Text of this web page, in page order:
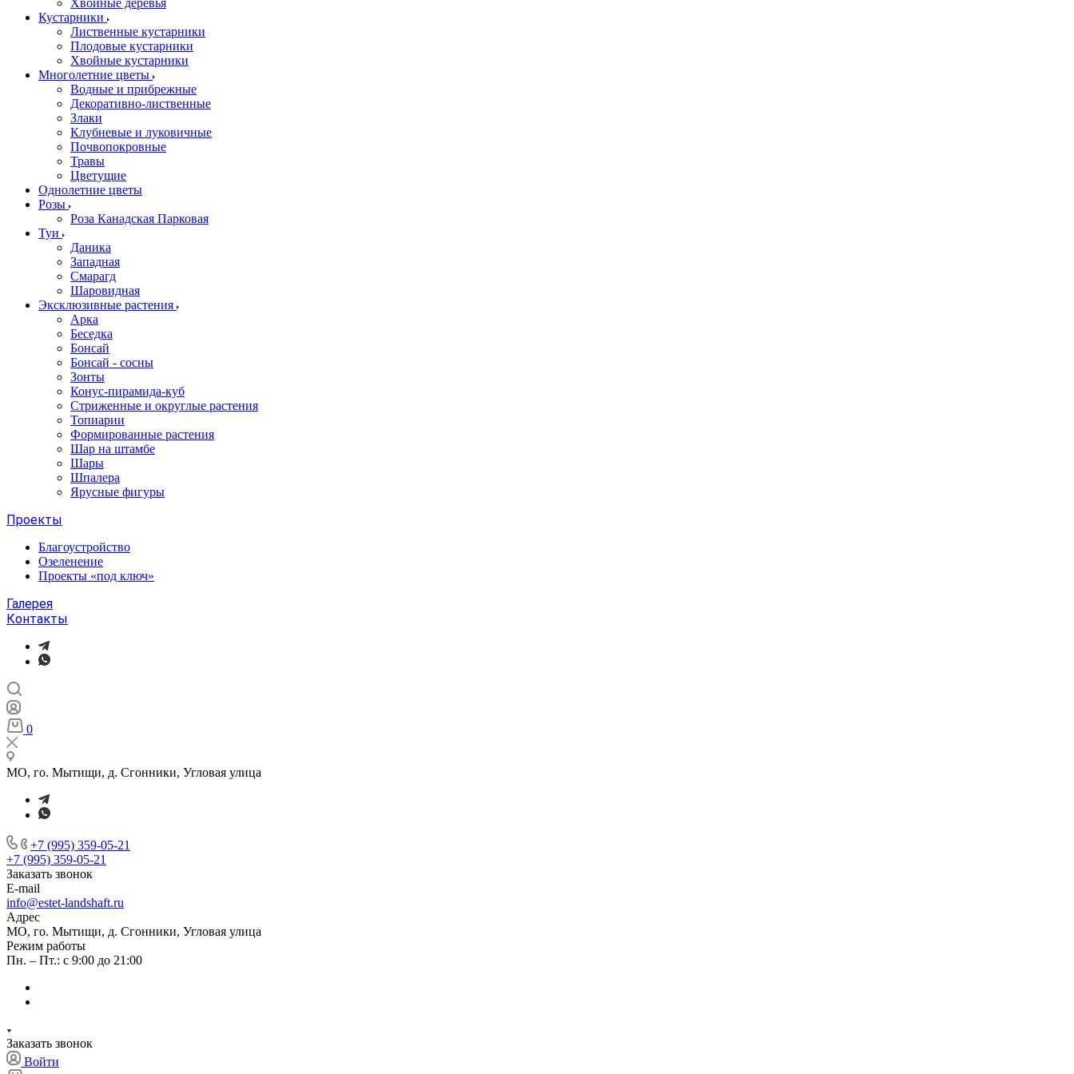
Хвойные деревья
Кустарники
Лиственные кустарники
Плодовые кустарники
Хвойные кустарники
Многолетние цветы
Водные и прибрежные
Декоративно-лиственные
Злаки
Клубневые и луковичные
Почвопокровные
Травы
Цветущие
Однолетние цветы
Розы
Роза Канадская Парковая
Туи
Даника
Западная
Смарагд
Шаровидная
Эксклюзивные растения
Арка
Беседка
Бонсай
Бонсай - сосны
Зонты
Конус-пирамида-куб
Стриженные и округлые растения
Топиарии
Формированные растения
Шар на штамбе
Шары
Шпалера
Ярусные фигуры
Проекты
Благоустройство
Озеленение
Проекты «под ключ»
Галерея
Контакты
0
МО, го. Мытищи, д. Сгонники, Угловая улица
+7 (995) 359-05-21
+7 (995) 359-05-21
Заказать звонок
E-mail
info@estet-landshaft.ru
Адрес
МО, го. Мытищи, д. Сгонники, Угловая улица
Режим работы
Пн. – Пт.: с 9:00 до 21:00
Заказать звонок
Войти